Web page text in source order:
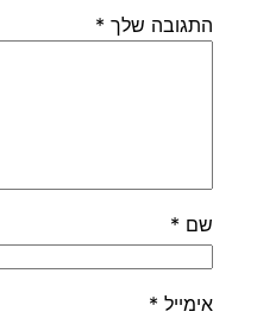
התגובה שלך *
שם *
אימייל *